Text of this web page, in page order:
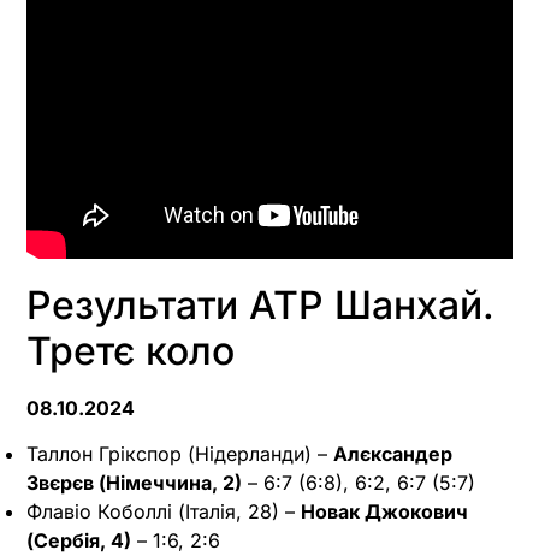
Результати ATP Шанхай.
Третє коло
08.10.2024
Таллон Грікспор (Нідерланди) – Алєксандер
Звєрєв (Німеччина, 2) – 6:7 (6:8), 6:2, 6:7 (5:7)
Флавіо Коболлі (Італія, 28) – Новак Джокович
(Сербія, 4) – 1:6, 2:6